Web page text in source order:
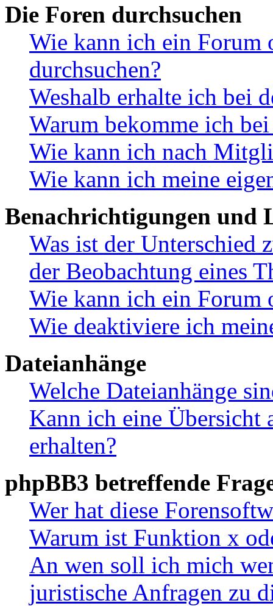
Die Foren durchsuchen
Wie kann ich ein Forum
durchsuchen?
Weshalb erhalte ich bei
Warum bekomme ich
Wie kann ich nach
Wie kann ich meine
Benachrichtigungen und
Was ist der Unterschied
der Beobachtung eines
Wie kann ich ein Forum
Wie deaktiviere ich
Dateianhänge
Welche Dateianhänge
Kann ich eine Übersicht
erhalten?
phpBB3 betreffende
Wer hat diese
Warum ist Funktion x
An wen soll ich mich
juristische Anfragen zu